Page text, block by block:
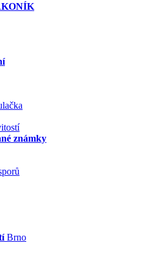
známky
Brno